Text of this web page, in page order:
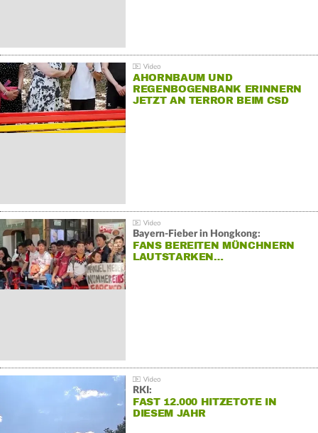
AHORNBAUM UND
REGENBOGENBANK ERINNERN
JETZT AN TERROR BEIM CSD
Bayern-Fieber in Hongkong:
FANS BEREITEN MÜNCHNERN
LAUTSTARKEN…
RKI:
FAST 12.000 HITZETOTE IN
DIESEM JAHR